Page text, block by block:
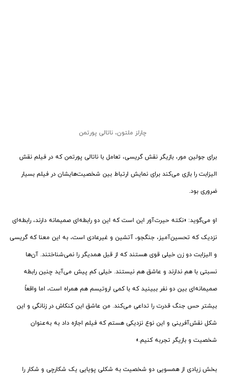
چارلز ملتون، ناتالی پورتمن
برای جولین مور، بازیگر نقش گریسی، تعامل با ناتالی پورتمن که در فیلم نقش
الیزابت را بازی می‌کند برای نمایش ارتباط بین شخصیت‌هایشان در فیلم بسیار
ضروری بود.
او می‌گوید: «نکته حیرت‌آور این است که این دو رابطه‌ای صمیمانه دارند، رابطه‌ای
نزدیک که تحسین‌آمیز، جنگجو، آتشین و غیرعادی است، به این معنا که گریسی
و الیزابت دو زن خیلی قوی هستند که از قبل همدیگر را نمی‌شناختند. آن‌ها
نسبتی با هم ندارند و عاشق هم نیستند. خیلی کم پیش می‌آید چنین رابطه
صمیمانه‌ای بین دو نفر ببینید که با کمی اروتیسم هم همراه است، اما واقعاً
بیشتر حس جنگ قدرت را تداعی می‌کند. من عاشق این کنکاش در زنانگی و این
شکل نقش‌آفرینی و این نوع نزدیکی هستم که فیلم اجازه داد به به‌عنوان
شخصیت‌ و بازیگر تجربه کنیم.»
بخش زیادی از همسویی دو شخصیت به شکلی پویایی یک شکارچی و شکار را